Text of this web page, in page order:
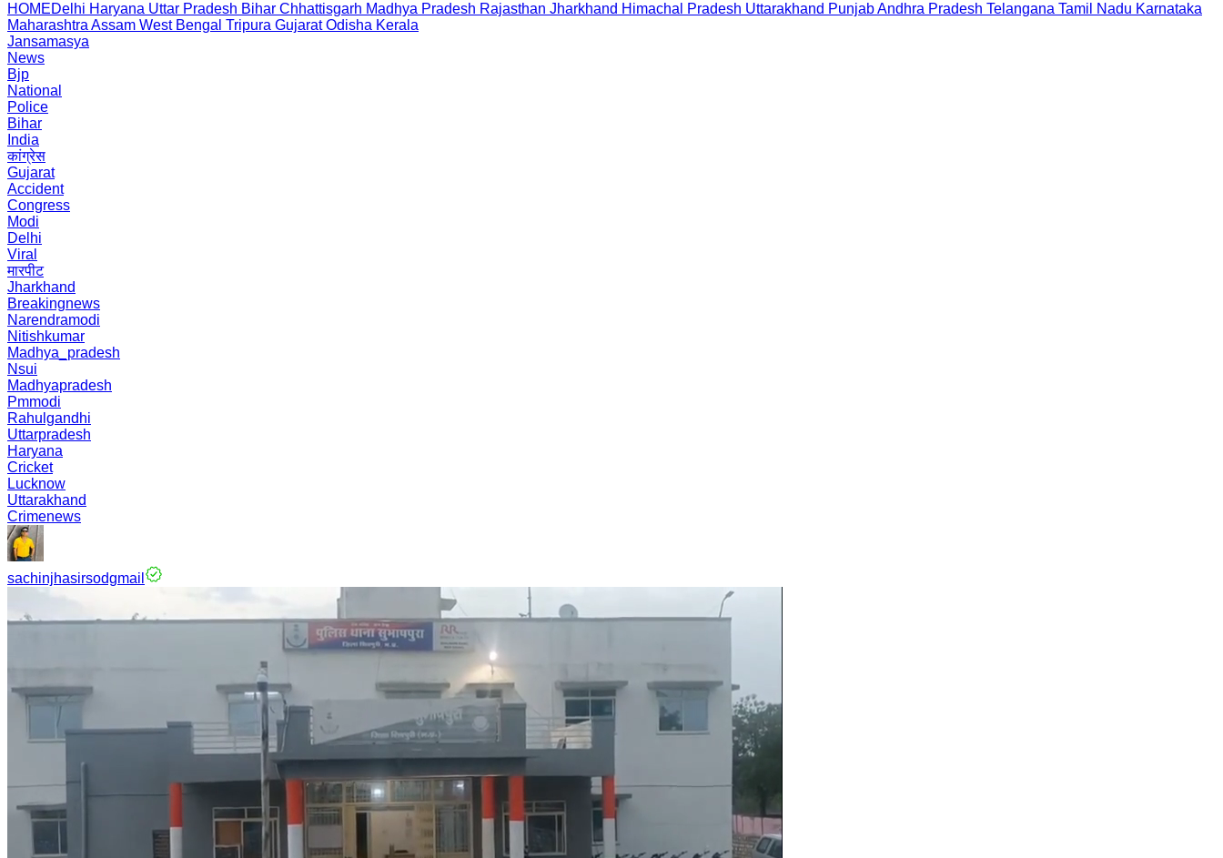
HOMEDelhi Haryana Uttar Pradesh Bihar Chhattisgarh Madhya Pradesh Rajasthan Jharkhand Himachal Pradesh Uttarakhand PunjabAndhra Pradesh Telangana Tamil Nadu Karnataka
Maharashtra Assam West Bengal Tripura Gujarat Odisha Kerala
Jansamasya
News
Bjp
National
Police
Bihar
India
कांग्रेस
Gujarat
Accident
Congress
Modi
Delhi
Viral
मारपीट
Jharkhand
Breakingnews
Narendramodi
Nitishkumar
Madhya_pradesh
Nsui
Madhyapradesh
Pmmodi
Rahulgandhi
Uttarpradesh
Haryana
Cricket
Lucknow
Uttarakhand
Crimenews
sachinjhasirsodgmail